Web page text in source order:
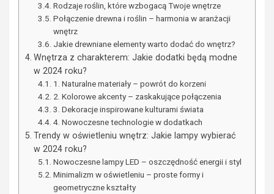
Rodzaje roślin, które wzbogacą Twoje wnętrze
Połączenie drewna i roślin – harmonia w aranżacji
wnętrz
Jakie drewniane elementy warto dodać do wnętrz?
Wnętrza z charakterem: Jakie dodatki będą modne
w 2024 roku?
1. Naturalne materiały – powrót do korzeni
2. Kolorowe akcenty – zaskakujące połączenia
3. Dekoracje inspirowane kulturami świata
4. Nowoczesne technologie w dodatkach
Trendy w oświetleniu wnętrz: Jakie lampy wybierać
w 2024 roku?
Nowoczesne lampy LED – oszczędność energii i styl
Minimalizm w oświetleniu – proste formy i
geometryczne kształty